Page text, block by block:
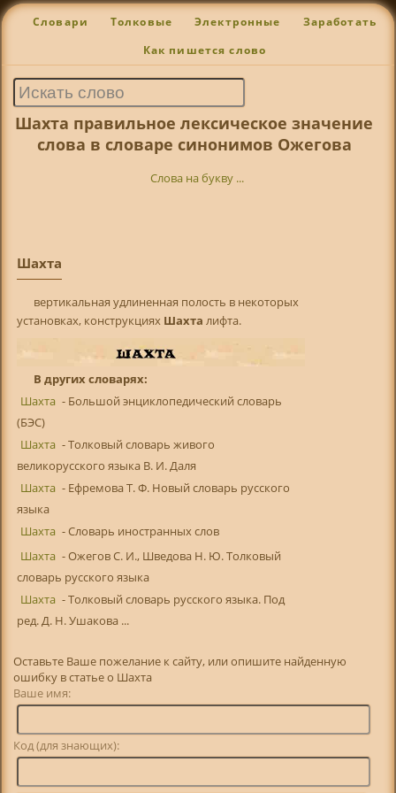
Словари Толковые Электронные Заработать
Как пишется слово
Шахта правильное лексическое значение
слова в словаре синонимов Ожегова
Слова на букву ...
Шахта
вертикальная удлиненная полость в некоторых
установках, конструкциях Шахта лифта.
В других словарях:
Шахта - Большой энциклопедический словарь
(БЭС)
Шахта - Толковый словарь живого
великорусского языка В. И. Даля
Шахта - Ефремова Т. Ф. Новый словарь русского
языка
Шахта - Словарь иностранных слов
Шахта - Ожегов С. И., Шведова Н. Ю. Толковый
словарь русского языка
Шахта - Толковый словарь русского языка. Под
ред. Д. Н. Ушакова ...
Оставьте Ваше пожелание к сайту, или опишите найденную
ошибку в статье о Шахта
Ваше имя:
Код (для знающих):